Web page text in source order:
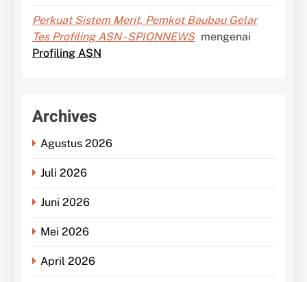
Perkuat Sistem Merit, Pemkot Baubau Gelar
Tes Profiling ASN - SPIONNEWS mengenai
Profiling ASN
Archives
Agustus 2026
Juli 2026
Juni 2026
Mei 2026
April 2026